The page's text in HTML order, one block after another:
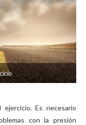
Es necesario
con la presión